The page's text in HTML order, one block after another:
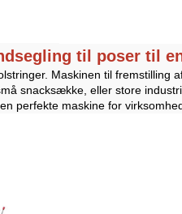
til poser til
Maskinen til
snacksække, eller store
perfekte maskine for